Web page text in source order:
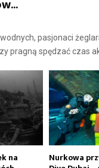
pasjonaci
pragną spędzać czas
na Nurkowa